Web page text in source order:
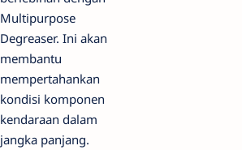
Multipurpose
Degreaser. Ini akan
membantu
mempertahankan
kondisi komponen
kendaraan dalam
jangka panjang.